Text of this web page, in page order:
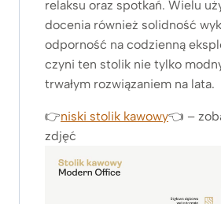
relaksu oraz spotkań. Wielu
docenia również solidność
odporność na codzienną
czyni ten stolik nie tylko
trwałym rozwiązaniem na lata.
👉niski stolik kawowy👈 –
zdjęć